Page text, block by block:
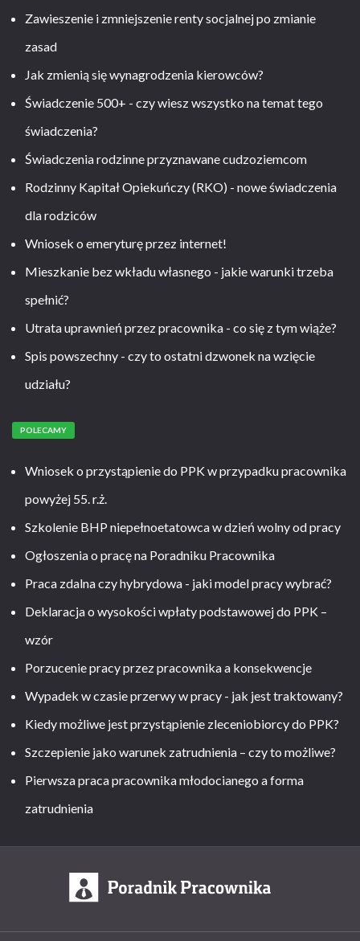
Zawieszenie i zmniejszenie renty socjalnej po zmianie
zasad
Jak zmienią się wynagrodzenia kierowców?
Świadczenie 500+ - czy wiesz wszystko na temat tego
świadczenia?
Świadczenia rodzinne przyznawane cudzoziemcom
Rodzinny Kapitał Opiekuńczy (RKO) - nowe świadczenia
dla rodziców
Wniosek o emeryturę przez internet!
Mieszkanie bez wkładu własnego - jakie warunki trzeba
spełnić?
Utrata uprawnień przez pracownika - co się z tym wiąże?
Spis powszechny - czy to ostatni dzwonek na wzięcie
udziału?
POLECAMY
Wniosek o przystąpienie do PPK w przypadku pracownika
powyżej 55. r.ż.
Szkolenie BHP niepełnoetatowca w dzień wolny od pracy
Ogłoszenia o pracę na Poradniku Pracownika
Praca zdalna czy hybrydowa - jaki model pracy wybrać?
Deklaracja o wysokości wpłaty podstawowej do PPK –
wzór
Porzucenie pracy przez pracownika a konsekwencje
Wypadek w czasie przerwy w pracy - jak jest traktowany?
Kiedy możliwe jest przystąpienie zleceniobiorcy do PPK?
Szczepienie jako warunek zatrudnienia – czy to możliwe?
Pierwsza praca pracownika młodocianego a forma
zatrudnienia